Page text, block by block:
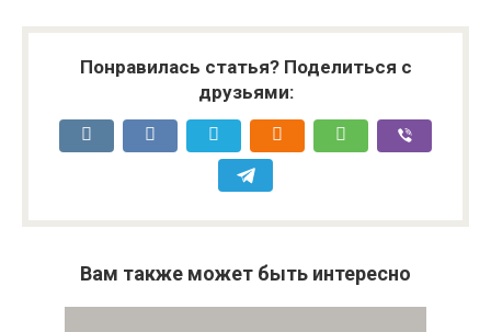
Понравилась статья? Поделиться с
друзьями:
Вам также может быть интересно